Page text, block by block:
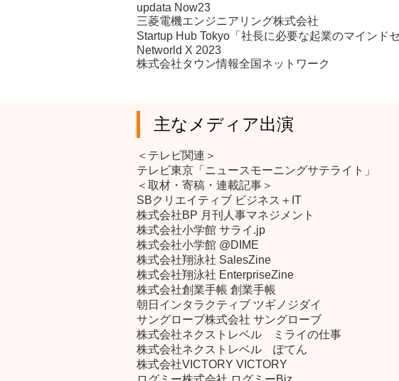
updata Now23
三菱電機エンジニアリング株式会社
Startup Hub Tokyo「社長に必要な起業のマインドセ
Networld X 2023
株式会社タウン情報全国ネットワーク
主なメディア出演
＜テレビ関連＞
テレビ東京「ニュースモーニングサテライト」
＜取材・寄稿・連載記事＞
SBクリエイティブ ビジネス＋IT
株式会社BP 月刊人事マネジメント
株式会社小学館 サライ.jp
株式会社小学館 @DIME
株式会社翔泳社 SalesZine
株式会社翔泳社 EnterpriseZine
株式会社創業手帳 創業手帳
朝日インタラクティブ ツギノジダイ
サングローブ株式会社 サングローブ
株式会社ネクストレベル ミライの仕事
株式会社ネクストレベル ぽてん
株式会社VICTORY VICTORY